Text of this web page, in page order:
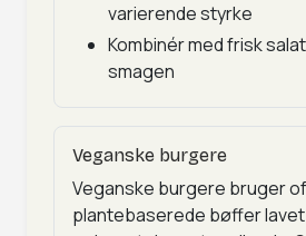
varierende styrke
Kombinér med frisk
smagen
Veganske burgere
Veganske burgere bruger
plantebaserede bøffer